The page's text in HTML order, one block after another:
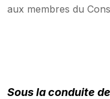
aux membres du
Sous la conduite